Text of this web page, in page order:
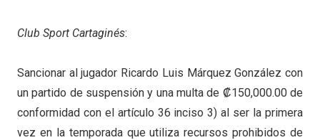
Club Sport Cartaginés:
Sancionar al jugador Ricardo Luis Márquez González con
un partido de suspensión y una multa de ₡150,000.00 de
conformidad con el artículo 36 inciso 3) al ser la primera
vez en la temporada que utiliza recursos prohibidos de